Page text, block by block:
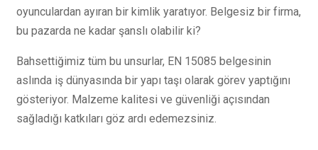
oyunculardan ayıran bir kimlik yaratıyor. Belgesiz bir firma,
bu pazarda ne kadar şanslı olabilir ki?
Bahsettiğimiz tüm bu unsurlar, EN 15085 belgesinin
aslında iş dünyasında bir yapı taşı olarak görev yaptığını
gösteriyor. Malzeme kalitesi ve güvenliği açısından
sağladığı katkıları göz ardı edemezsiniz.